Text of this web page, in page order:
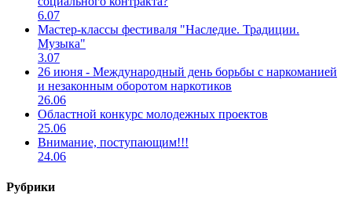
6.07
Мастер-классы фестиваля "Наследие. Традиции.
Музыка"
3.07
26 июня - Международный день борьбы с наркоманией
и незаконным оборотом наркотиков
26.06
Областной конкурс молодежных проектов
25.06
Внимание, поступающим!!!
24.06
Рубрики